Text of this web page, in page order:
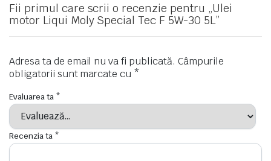
Fii primul care scrii o recenzie pentru „Ulei
motor Liqui Moly Special Tec F 5W-30 5L”
Adresa ta de email nu va fi publicată. Câmpurile
obligatorii sunt marcate cu *
Evaluarea ta *
Recenzia ta *